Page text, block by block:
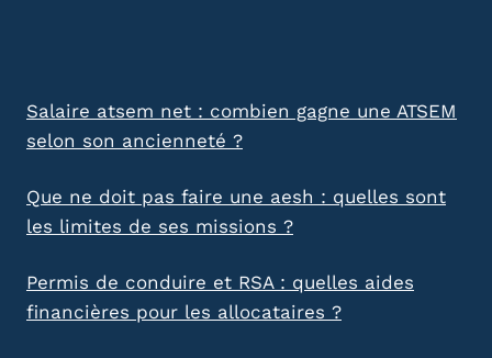
Salaire atsem net : combien gagne une ATSEM
selon son ancienneté ?
Que ne doit pas faire une aesh : quelles sont
les limites de ses missions ?
Permis de conduire et RSA : quelles aides
financières pour les allocataires ?